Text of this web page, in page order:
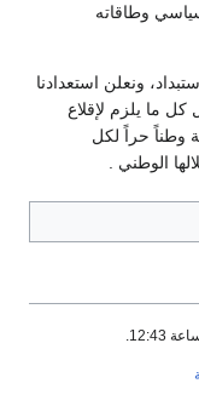
وطاقاته
ونعلن استعدادنا
ما يلزم لإقلاع
وطناً حراً لكل
الوطني .